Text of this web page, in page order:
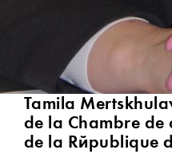
Tamila
de la Chambre de
de la République